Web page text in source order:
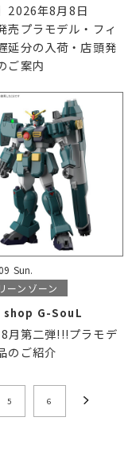
2026年8月8日
売プラモデル・フィ
延分の入荷・店頭発
ご案内
Sun.
ーンゾーン
G-SouL
月第二弾!!!プラモデ
のご紹介
5 6